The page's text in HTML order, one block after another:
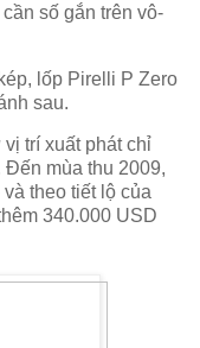
số gắn trên vô-
lốp Pirelli P Zero
sau.
trí xuất phát chỉ
Đến mùa thu 2009,
theo tiết lộ của
340.000 USD